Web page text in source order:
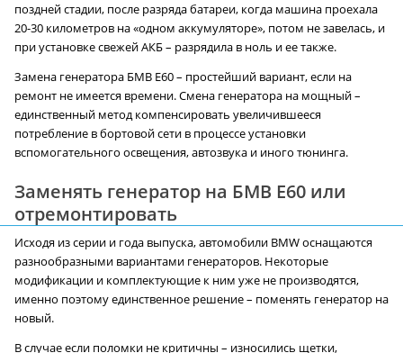
поздней стадии, после разряда батареи, когда машина проехала
20-30 километров на «одном аккумуляторе», потом не завелась, и
при установке свежей АКБ – разрядила в ноль и ее также.
Замена генератора БМВ E60 – простейший вариант, если на
ремонт не имеется времени. Смена генератора на мощный –
единственный метод компенсировать увеличившееся
потребление в бортовой сети в процессе установки
вспомогательного освещения, автозвука и иного тюнинга.
Заменять генератор на БМВ E60 или
отремонтировать
Исходя из серии и года выпуска, автомобили BMW оснащаются
разнообразными вариантами генераторов. Некоторые
модификации и комплектующие к ним уже не производятся,
именно поэтому единственное решение – поменять генератор на
новый.
В случае если поломки не критичны – износились щетки,